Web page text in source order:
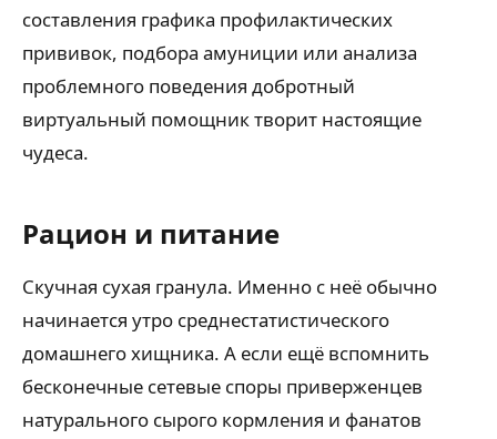
составления графика профилактических
прививок, подбора амуниции или анализа
проблемного поведения добротный
виртуальный помощник творит настоящие
чудеса.
Рацион и питание
Скучная сухая гранула. Именно с неё обычно
начинается утро среднестатистического
домашнего хищника. А если ещё вспомнить
бесконечные сетевые споры приверженцев
натурального сырого кормления и фанатов